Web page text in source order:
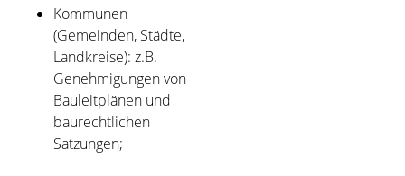
Kommunen
(Gemeinden, Städte,
Landkreise): z.B.
Genehmigungen von
Bauleitplänen und
baurechtlichen
Satzungen;